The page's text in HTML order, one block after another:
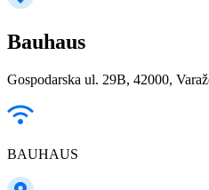
Bauhaus
Gospodarska ul. 29B, 42000,
BAUHAUS